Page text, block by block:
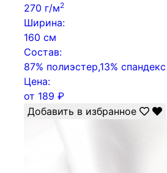
270 г/м2
Ширина:
160 см
Состав:
87% полиэстер,13% спандекс
Цена:
от 189 ₽
Добавить в избранное